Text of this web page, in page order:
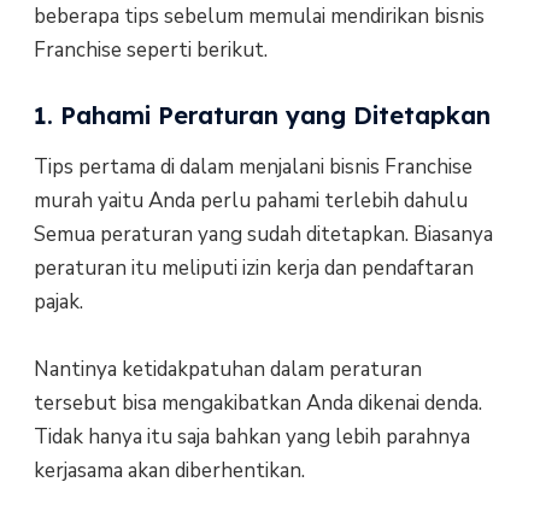
beberapa tips sebelum memulai mendirikan bisnis
Franchise seperti berikut.
1. Pahami Peraturan yang Ditetapkan
Tips pertama di dalam menjalani bisnis Franchise
murah yaitu Anda perlu pahami terlebih dahulu
Semua peraturan yang sudah ditetapkan. Biasanya
peraturan itu meliputi izin kerja dan pendaftaran
pajak.
Nantinya ketidakpatuhan dalam peraturan
tersebut bisa mengakibatkan Anda dikenai denda.
Tidak hanya itu saja bahkan yang lebih parahnya
kerjasama akan diberhentikan.